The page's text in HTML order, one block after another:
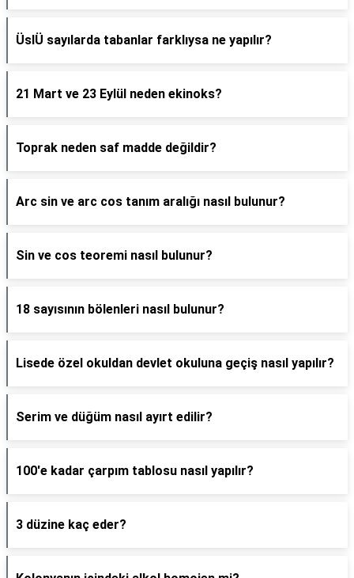
ÜslÜ sayılarda tabanlar farklıysa ne yapılır?
21 Mart ve 23 Eylül neden ekinoks?
Toprak neden saf madde değildir?
Arc sin ve arc cos tanım aralığı nasıl bulunur?
Sin ve cos teoremi nasıl bulunur?
18 sayısının bölenleri nasıl bulunur?
Lisede özel okuldan devlet okuluna geçiş nasıl yapılır?
Serim ve düğüm nasıl ayırt edilir?
100'e kadar çarpım tablosu nasıl yapılır?
3 düzine kaç eder?